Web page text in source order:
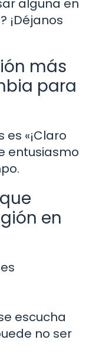
alguna en
¡Déjanos
más
para
«¡Claro
entusiasmo
en
escucha
no ser